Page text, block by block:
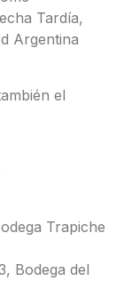
Tardía,
Argentina
el
Trapiche
Bodega del